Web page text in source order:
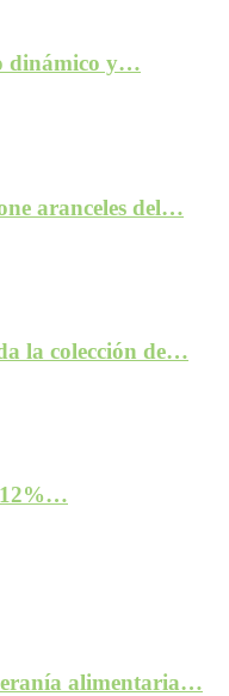
dinámico y…
aranceles del…
la colección de…
12%…
alimentaria…